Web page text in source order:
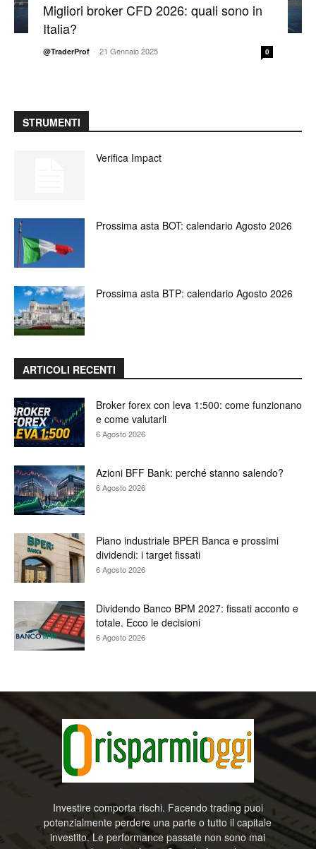
Migliori broker CFD 2026: quali sono in
Italia?
@TraderProf - 21 Gennaio 2025 0
STRUMENTI
Verifica Impact
Prossima asta BOT: calendario Agosto 2026
Prossima asta BTP: calendario Agosto 2026
ARTICOLI RECENTI
Broker forex con leva 1:500: come funzionano
e come valutarli
6 Agosto 2026
Azioni BFF Bank: perché stanno salendo?
6 Agosto 2026
Piano industriale BPER Banca e prossimi
dividendi: i target fissati
6 Agosto 2026
Dividendo Banco BPM 2027: fissati acconto e
totale. Ecco le decisioni
6 Agosto 2026
Investire comporta rischi. Facendo trading puoi
potenzialmente perdere una parte o tutto il capitale
investito. Le performance passate non sono mai